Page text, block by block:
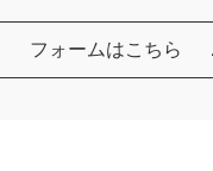
フォームはこちら